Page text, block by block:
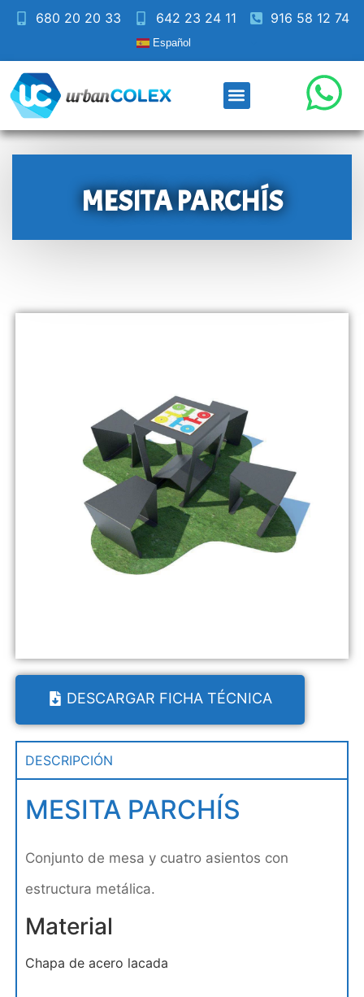
680 20 20 33 642 23 24 11 916 58 12 74
Español
MESITA PARCHÍS
DESCARGAR FICHA TÉCNICA
DESCRIPCIÓN
MESITA PARCHÍS
Conjunto de mesa y cuatro asientos con
estructura metálica.
Material
Chapa de acero lacada